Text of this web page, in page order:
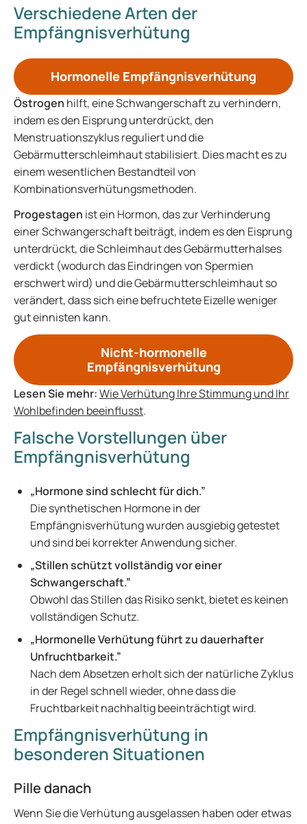
Verschiedene Arten der
Empfängnisverhütung
Hormonelle Empfängnisverhütung
Östrogen hilft, eine Schwangerschaft zu verhindern,
indem es den Eisprung unterdrückt, den
Menstruationszyklus reguliert und die
Gebärmutterschleimhaut stabilisiert. Dies macht es zu
einem wesentlichen Bestandteil von
Kombinationsverhütungsmethoden.
Progestagen ist ein Hormon, das zur Verhinderung
einer Schwangerschaft beiträgt, indem es den Eisprung
unterdrückt, die Schleimhaut des Gebärmutterhalses
verdickt (wodurch das Eindringen von Spermien
erschwert wird) und die Gebärmutterschleimhaut so
verändert, dass sich eine befruchtete Eizelle weniger
gut einnisten kann.
Nicht-hormonelle
Empfängnisverhütung
Lesen Sie mehr:Wie Verhütung Ihre Stimmung und Ihr
Wohlbefinden beeinflusst.
Falsche Vorstellungen über
Empfängnisverhütung
„Hormone sind schlecht für dich.”
Die synthetischen Hormone in der
Empfängnisverhütung wurden ausgiebig getestet
und sind bei korrekter Anwendung sicher.
„Stillen schützt vollständig vor einer
Schwangerschaft.”
Obwohl das Stillen das Risiko senkt, bietet es keinen
vollständigen Schutz.
„Hormonelle Verhütung führt zu dauerhafter
Unfruchtbarkeit.”
Nach dem Absetzen erholt sich der natürliche Zyklus
in der Regel schnell wieder, ohne dass die
Fruchtbarkeit nachhaltig beeinträchtigt wird.
Empfängnisverhütung in
besonderen Situationen
Pille danach
Wenn Sie die Verhütung ausgelassen haben oder etwas